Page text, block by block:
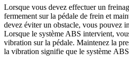
Lorsque vous devez effectuer un
fermement sur la pédale de frein et
devez éviter un obstacle, vous pouvez
Lorsque le système ABS intervient,
vibration sur la pédale. Maintenez la
la vibration signifie que le système